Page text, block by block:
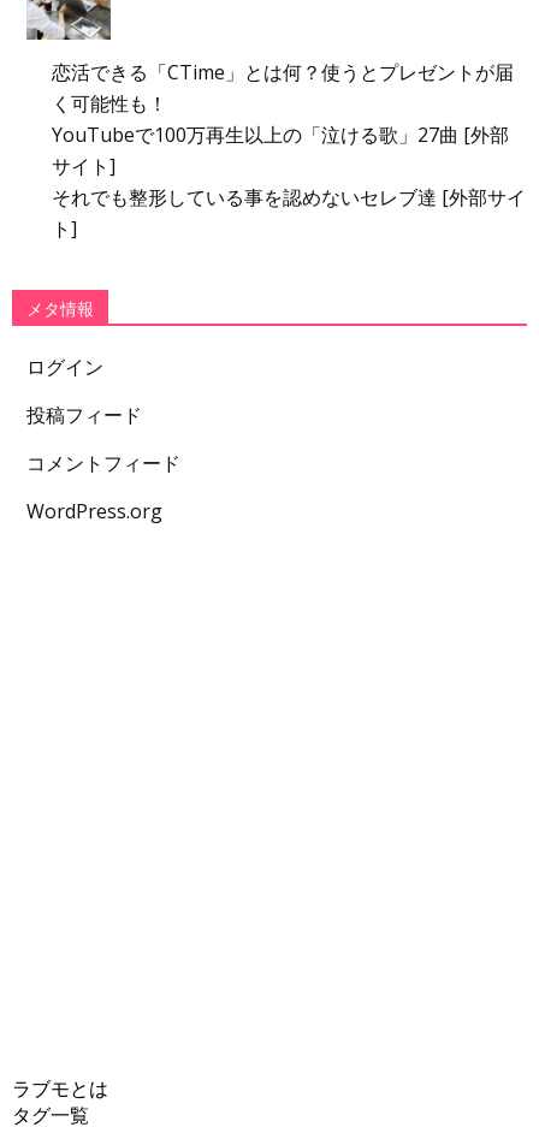
恋活できる「CTime」とは何？使うとプレゼントが届
く可能性も！
YouTubeで100万再生以上の「泣ける歌」27曲 [外部
サイト]
それでも整形している事を認めないセレブ達 [外部サイ
ト]
メタ情報
ログイン
投稿フィード
コメントフィード
WordPress.org
ラブモとは
タグ一覧